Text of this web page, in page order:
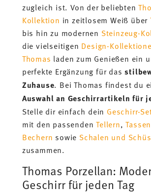
zugleich ist. Von der beliebten
Kollektion in zeitlosem Weiß über
bis hin zu modernen Steinzeug-
die vielseitigen Design-
Thomas laden zum Genießen ein
perfekte Ergänzung für das
Zuhause. Bei Thomas findest du
Auswahl an Geschirrartikeln für
Stelle dir einfach dein Geschirr-
mit den passendenTellern,
Bechern sowie Schalen und
zusammen.
Thomas Porzellan:
Geschirr für jeden Tag